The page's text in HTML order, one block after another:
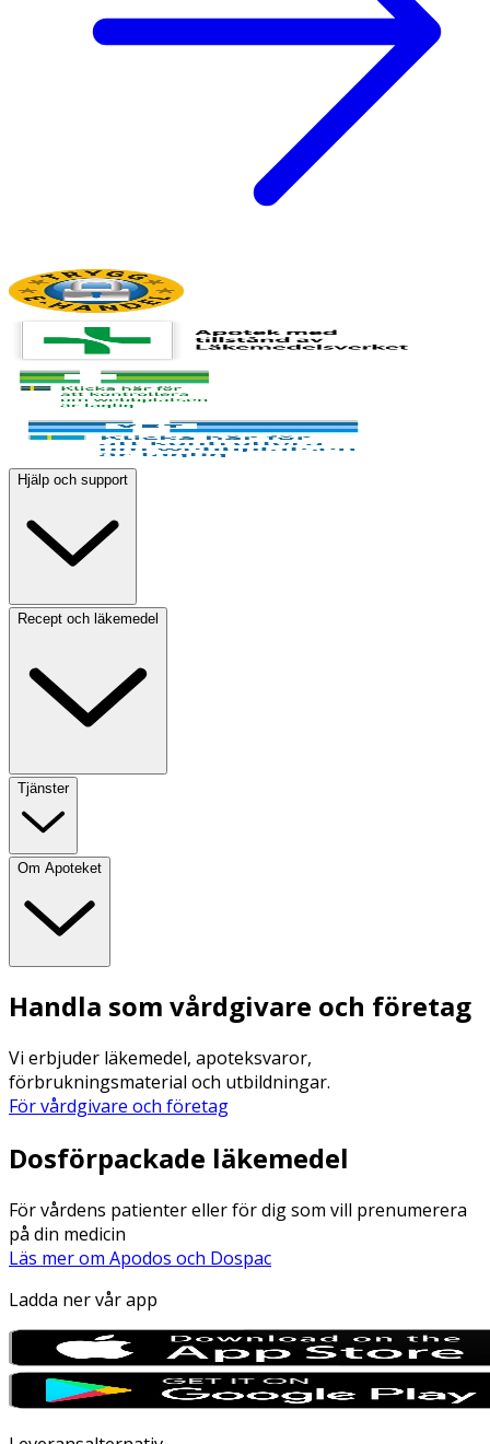
Hjälp och support
Recept och läkemedel
Tjänster
Om Apoteket
Handla som vårdgivare och företag
Vi erbjuder läkemedel, apoteksvaror,
förbrukningsmaterial och utbildningar.
För vårdgivare och företag
Dosförpackade läkemedel
För vårdens patienter eller för dig som vill prenumerera
på din medicin
Läs mer om Apodos och Dospac
Ladda ner vår app